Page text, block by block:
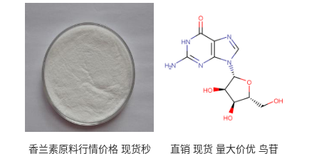
香兰素原料行情价格 现货秒
直销 现货 量大价优 鸟苷